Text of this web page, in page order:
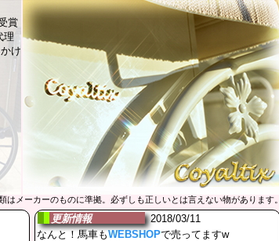
賞
理
け
はメーカーのものに準拠。必ずしも正しいとは言えない物があります。
更新情報
2018/03/11
なんと！馬車もWEBSHOPで売ってますw